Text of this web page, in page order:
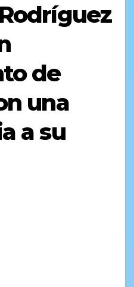
de
una
a su